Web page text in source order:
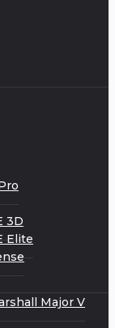
3D
Elite
Major V